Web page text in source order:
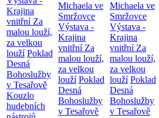
Krajina
vnitřní Za
malou louží,
za velkou
louží Poklad
Desná
Bohoslužby
v Tesařově
Kouzlo
hudebních
Michaela ve
Smržovce
Výstava -
Krajina
vnitřní Za
malou louží,
za velkou
louží Poklad
Desná
Bohoslužby
v Tesařově
Michaela ve
Smržovce
Výstava -
Krajina
vnitřní Za
malou louží,
za velkou
louží Poklad
Desná
Bohoslužby
v Tesařově